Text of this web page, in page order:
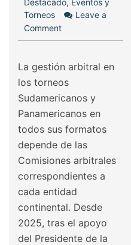
Destacado, Eventos y
Torneos
Leave a
Comment
La gestión arbitral en
los torneos
Sudamericanos y
Panamericanos en
todos sus formatos
depende de las
Comisiones arbitrales
correspondientes a
cada entidad
continental. Desde
2025, tras el apoyo
del Presidente de la